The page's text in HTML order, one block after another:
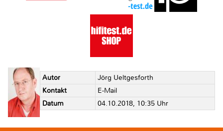
Autor
Jörg Ueltgesforth
Kontakt
E-Mail
Datum
04.10.2018, 10:35 Uhr